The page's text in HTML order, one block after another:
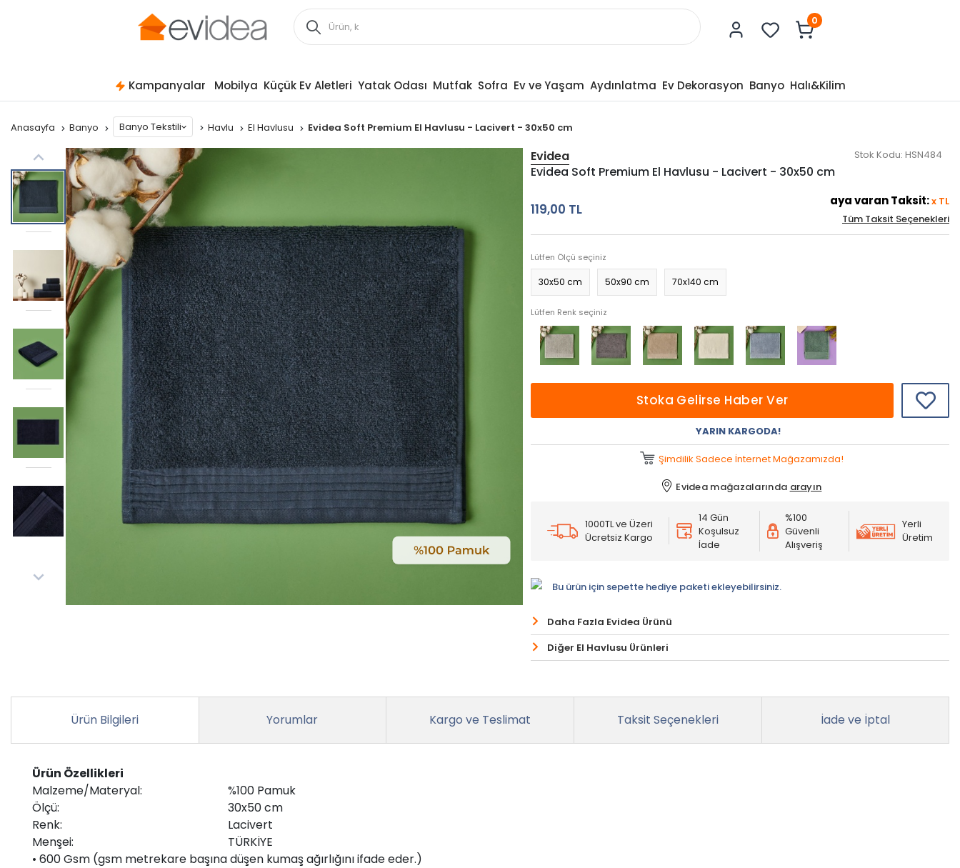
0
Kampanyalar Mobilya Küçük Ev Aletleri Yatak Odası Mutfak Sofra Ev ve Yaşam Aydınlatma Ev Dekorasyon Banyo Halı&Kilim
Anasayfa Banyo Banyo Tekstili Havlu El Havlusu Evidea Soft Premium El Havlusu - Lacivert - 30x50 cm
Evidea Stok Kodu: HSN484
Evidea Soft Premium El Havlusu - Lacivert - 30x50 cm
119,00 TL
aya varan Taksit:x TL
Tüm Taksit Seçenekleri
Lütfen Ölçü seçiniz
30x50 cm 50x90 cm 70x140 cm
Lütfen Renk seçiniz
Stoka Gelirse Haber Ver
YARIN KARGODA!
Şimdilik Sadece İnternet Mağazamızda!
Evidea mağazalarında arayın
1000TL ve Üzeri
Ücretsiz Kargo
14 Gün
Koşulsuz
İade
%100
Güvenli
Alışveriş
Yerli
Üretim
Bu ürün için sepette hediye paketi ekleyebilirsiniz.
Daha Fazla Evidea Ürünü
Diğer El Havlusu Ürünleri
Ürün Bilgileri Yorumlar Kargo ve Teslimat Taksit Seçenekleri İade ve İptal
Ürün Özellikleri
Malzeme/Materyal:
%100 Pamuk
Ölçü:
30x50 cm
Renk:
Lacivert
Menşei:
TÜRKİYE
• 600 Gsm (gsm metrekare başına düşen kumaş ağırlığını ifade eder.)